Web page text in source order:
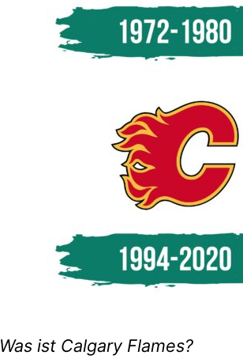
Was ist Calgary Flames?